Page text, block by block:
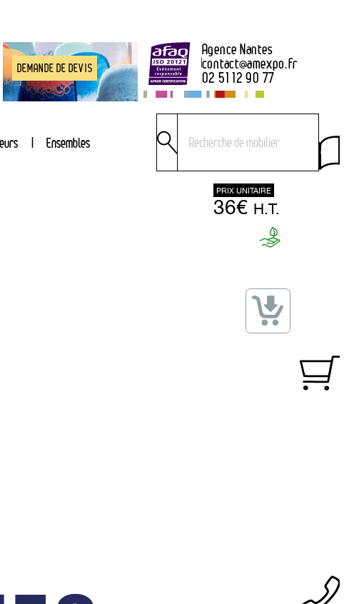
DEMANDE DE DEVIS
Agence Nantes
contact@amexpo.fr
02 51 12 90 77
Ensembles
PRIX UNITAIRE
36€ H.T.